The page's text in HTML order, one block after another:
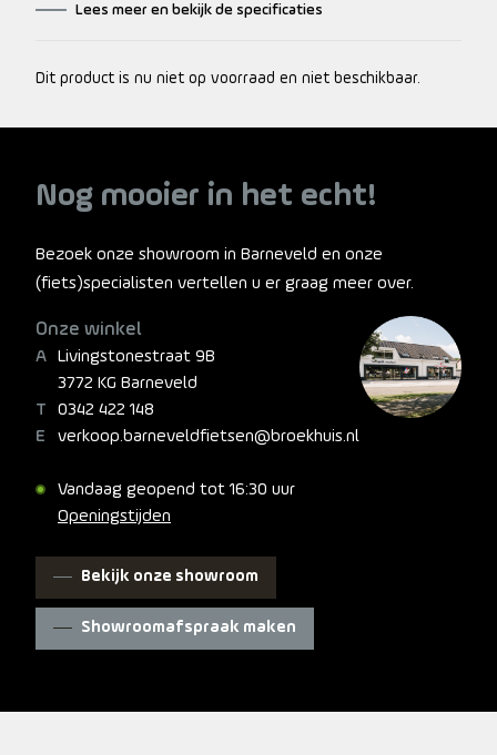
Hyban 2.0 de perfecte helm voor dagelijkse gebruik in
Lees meer en bekijk de specificaties
Dit product is nu niet op voorraad en niet beschikbaar.
Nog mooier in het echt!
Bezoek onze showroom in Barneveld en onze
(fiets)specialisten vertellen u er graag meer over.
Onze winkel
Livingstonestraat 9B
3772 KG Barneveld
0342 422 148
verkoop.barneveldfietsen@broekhuis.nl
Vandaag geopend tot 16:30 uur
Openingstijden
Bekijk onze showroom
Showroomafspraak maken